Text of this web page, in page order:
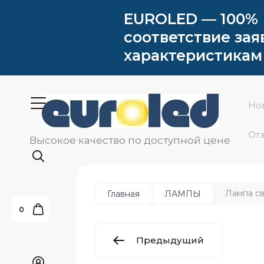
0
EUROLED — 100%
соответствие
характеристикам
Высокое качество по доступной цене
Главная ЛАМПЫ Лампа
Предыдущий